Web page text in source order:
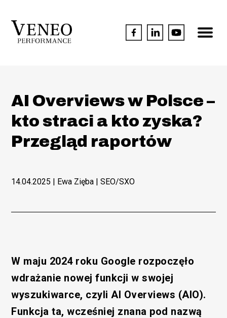
AI Overviews w Polsce –
kto straci a kto zyska?
Przegląd raportów
14.04.2025 | Ewa Zięba |SEO/SXO
W maju 2024 roku Google rozpoczęło
wdrażanie nowej funkcji w swojej
wyszukiwarce, czyli AI Overviews (AIO).
Funkcja ta, wcześniej znana pod nazwą